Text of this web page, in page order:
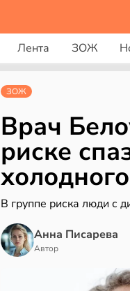
Лента ЗОЖ
ЗОЖ
Врач
риске
В группе риска люди с
Анна Писарева
Автор